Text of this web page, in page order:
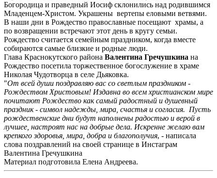
Богородица и праведный Иосиф склонились над родившимся
Младенцем-Христом. Украшены вертепы еловыми ветвями.
В наши дни в Рождество православные посещают храмы, а
по возвращении встречают этот день в кругу семьи.
Рождество считается семейным праздником, когда вместе
собираются самые близкие и родные люди.
Глава Краснокутского района Валентина Гречушкина на
Рождество посетила торжественное богослужение в храме
Николая Чудотворца в селе Дьяковка.
"От всей души поздравляю вас со светлым праздником -
Рождеством Христовым! Издавна во всем христианском мире
почитают Рождество как самый радостный и душевный
праздник - символ надежды, мира, счастья и согласия. Пусть
рождественские дни будут наполнены радостью и верой в
лучшее, настроят нас на добрые дела. Искренне желаю вам
крепкого здоровья, мира, добра и благополучия, - написала
слова поздравлений на своей странице в Инстаграм
Валентина Гречушкина
Материал подготовила Елена Андреева.